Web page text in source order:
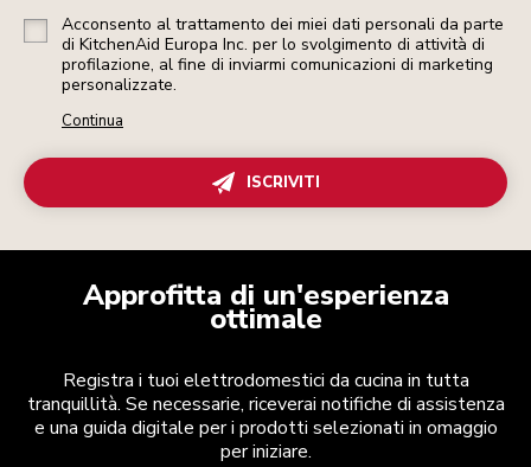
Acconsento al trattamento dei miei dati personali da parte
di KitchenAid Europa Inc. per lo svolgimento di attività di
profilazione, al fine di inviarmi comunicazioni di marketing
personalizzate.
Continua
ISCRIVITI
Approfitta di un'esperienza
ottimale
Registra i tuoi elettrodomestici da cucina in tutta
tranquillità. Se necessarie, riceverai notifiche di assistenza
e una guida digitale per i prodotti selezionati in omaggio
per iniziare.